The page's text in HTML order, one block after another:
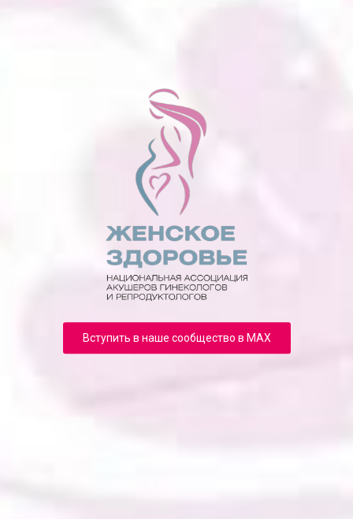
Вступить в наше сообщество в MAX